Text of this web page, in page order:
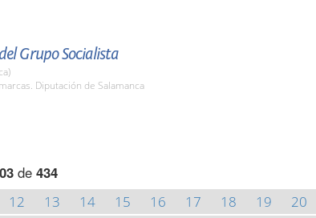
Grupo Socialista
Diputación de Salamanca
de 434
12 13 14 15 16 17 18 19 20